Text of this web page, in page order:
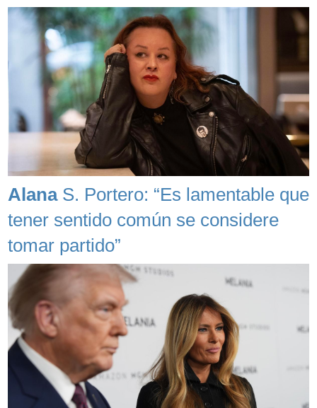
AlanaS. Portero: “Es lamentable que
tener sentido común se considere
tomar partido”